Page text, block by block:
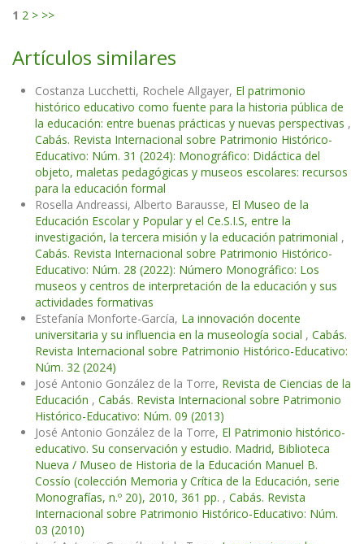
1 2 > >>
Artículos similares
Costanza Lucchetti, Rochele Allgayer, El patrimonio
histórico educativo como fuente para la historia pública de
la educación: entre buenas prácticas y nuevas perspectivas ,
Cabás. Revista Internacional sobre Patrimonio Histórico-
Educativo: Núm. 31 (2024): Monográfico: Didáctica del
objeto, maletas pedagógicas y museos escolares: recursos
para la educación formal
Rosella Andreassi, Alberto Barausse, El Museo de la
Educación Escolar y Popular y el Ce.S.I.S, entre la
investigación, la tercera misión y la educación patrimonial ,
Cabás. Revista Internacional sobre Patrimonio Histórico-
Educativo: Núm. 28 (2022): Número Monográfico: Los
museos y centros de interpretación de la educación y sus
actividades formativas
Estefanía Monforte-García, La innovación docente
universitaria y su influencia en la museología social , Cabás.
Revista Internacional sobre Patrimonio Histórico-Educativo:
Núm. 32 (2024)
José Antonio González de la Torre, Revista de Ciencias de la
Educación , Cabás. Revista Internacional sobre Patrimonio
Histórico-Educativo: Núm. 09 (2013)
José Antonio González de la Torre, El Patrimonio histórico-
educativo. Su conservación y estudio. Madrid, Biblioteca
Nueva / Museo de Historia de la Educación Manuel B.
Cossío (colección Memoria y Crítica de la Educación, serie
Monografías, n.º 20), 2010, 361 pp. , Cabás. Revista
Internacional sobre Patrimonio Histórico-Educativo: Núm.
03 (2010)